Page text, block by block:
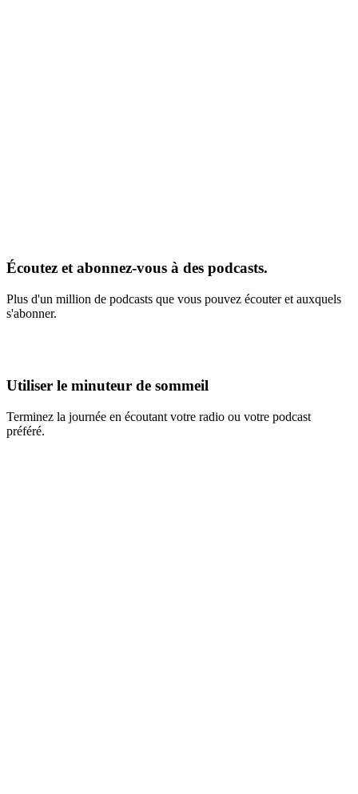
Écoutez et abonnez-vous à des podcasts.
Plus d'un million de podcasts que vous pouvez écouter et auxquels
s'abonner.
Utiliser le minuteur de sommeil
Terminez la journée en écoutant votre radio ou votre podcast
préféré.